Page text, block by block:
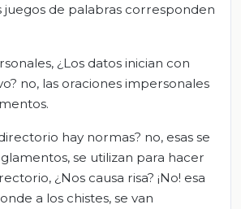
juegos de palabras corresponden
¿Los datos inician con
no, las oraciones impersonales
hay normas? no, esas se
se utilizan para hacer
¿Nos causa risa? ¡No! esa
a los chistes, se van